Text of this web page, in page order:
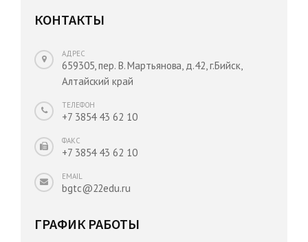
КОНТАКТЫ
АДРЕС
659305, пер. В. Мартьянова, д.42, г.Бийск,
Алтайский край
ТЕЛЕФОН
+7 3854 43 62 10
ФАКС
+7 3854 43 62 10
EMAIL
bgtc@22edu.ru
ГРАФИК РАБОТЫ